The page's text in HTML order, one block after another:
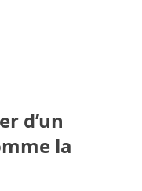
d’un
la